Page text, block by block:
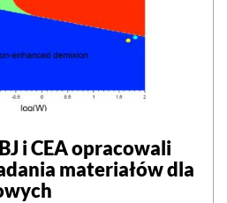
i CEA opracowali
materiałów dla